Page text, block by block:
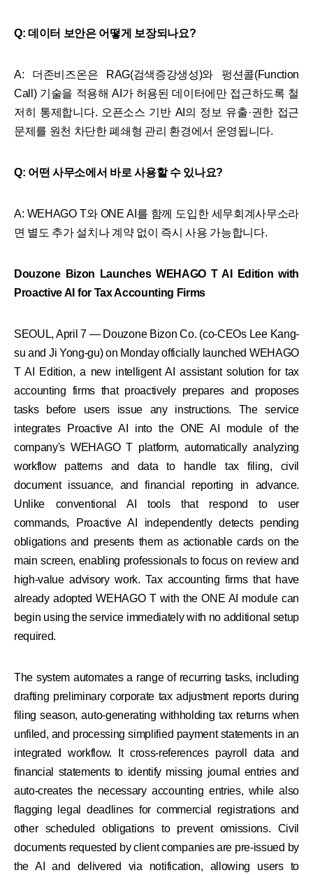
Q: 데이터 보안은 어떻게 보장되나요?
A: 더존비즈온은 RAG(검색증강생성)와 펑션콜(Function
Call) 기술을 적용해 AI가 허용된 데이터에만 접근하도록 철
저히 통제합니다. 오픈소스 기반 AI의 정보 유출·권한 접근
문제를 원천 차단한 폐쇄형 관리 환경에서 운영됩니다.
Q: 어떤 사무소에서 바로 사용할 수 있나요?
A: WEHAGO T와 ONE AI를 함께 도입한 세무회계사무소라
면 별도 추가 설치나 계약 없이 즉시 사용 가능합니다.
Douzone Bizon Launches WEHAGO T AI Edition with
Proactive AI for Tax Accounting Firms
SEOUL, April 7 — Douzone Bizon Co. (co-CEOs Lee Kang-
su and Ji Yong-gu) on Monday officially launched WEHAGO
T AI Edition, a new intelligent AI assistant solution for tax
accounting firms that proactively prepares and proposes
tasks before users issue any instructions. The service
integrates Proactive AI into the ONE AI module of the
company's WEHAGO T platform, automatically analyzing
workflow patterns and data to handle tax filing, civil
document issuance, and financial reporting in advance.
Unlike conventional AI tools that respond to user
commands, Proactive AI independently detects pending
obligations and presents them as actionable cards on the
main screen, enabling professionals to focus on review and
high-value advisory work. Tax accounting firms that have
already adopted WEHAGO T with the ONE AI module can
begin using the service immediately with no additional setup
required.
The system automates a range of recurring tasks, including
drafting preliminary corporate tax adjustment reports during
filing season, auto-generating withholding tax returns when
unfiled, and processing simplified payment statements in an
integrated workflow. It cross-references payroll data and
financial statements to identify missing journal entries and
auto-creates the necessary accounting entries, while also
flagging legal deadlines for commercial registrations and
other scheduled obligations to prevent omissions. Civil
documents requested by client companies are pre-issued by
the AI and delivered via notification, allowing users to